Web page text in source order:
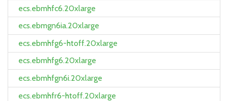
ecs.ebmhfc6.20xlarge
ecs.ebmgn6ia.20xlarge
ecs.ebmhfg6-htoff.20xlarge
ecs.ebmhfg6.20xlarge
ecs.ebmhfgn6i.20xlarge
ecs.ebmhfr6-htoff.20xlarge